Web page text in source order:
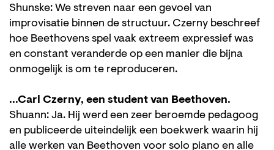
Shunske: We streven naar een gevoel van
improvisatie binnen de structuur. Czerny beschreef
hoe Beethovens spel vaak extreem expressief was
en constant veranderde op een manier die bijna
onmogelijk is om te reproduceren.
...Carl Czerny, een student van Beethoven.
Shuann: Ja. Hij werd een zeer beroemde pedagoog
en publiceerde uiteindelijk een boekwerk waarin hij
alle werken van Beethoven voor solo piano en alle